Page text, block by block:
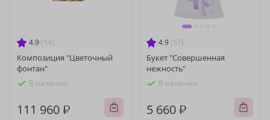
4.9 (14)
Композиция "Цветочный
фонтан"
В наличии
111 960 ₽
4.9 (57)
Букет "Совершенная
нежность"
В наличии
5 660 ₽